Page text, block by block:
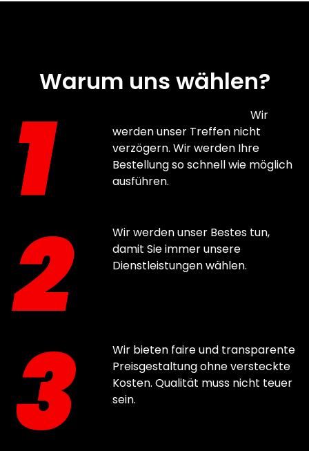
Warum uns wählen?
1
Wir
werden unser Treffen nicht
verzögern. Wir werden Ihre
Bestellung so schnell wie möglich
ausführen.
2
Wir werden unser Bestes tun,
damit Sie immer unsere
Dienstleistungen wählen.
3
Wir bieten faire und transparente
Preisgestaltung ohne versteckte
Kosten. Qualität muss nicht teuer
sein.